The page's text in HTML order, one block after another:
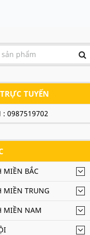
TUYẾN
: 0987519702
MIỀN BẮC
MIỀN TRUNG
MIỀN NAM